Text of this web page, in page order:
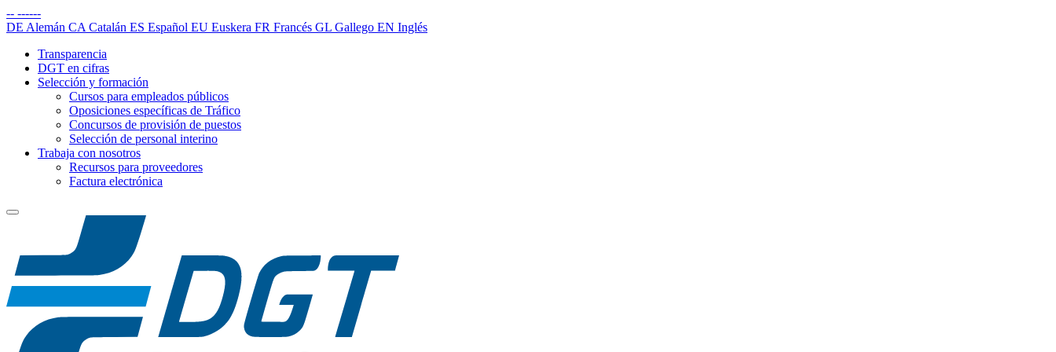
-- ------
DE Alemán CA Catalán ES Español EU Euskera FR Francés GL Gallego EN Inglés
Transparencia
DGT en cifras
Selección y formación
Cursos para empleados públicos
Oposiciones específicas de Tráfico
Concursos de provisión de puestos
Selección de personal interino
Trabaja con nosotros
Recursos para proveedores
Factura electrónica